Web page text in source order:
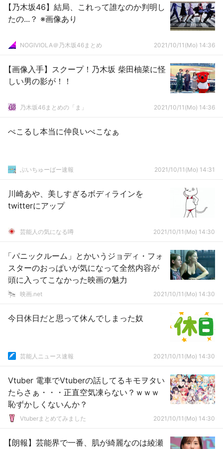
【乃木坂46】結局、これって誰なのか判明し
たの...？ ※画像あり
NOGIVIOLA＠乃木坂46まとめ 2021/10/11(Mo) 14:36
【画像入手】スクープ！乃木坂 柴田柚菜に怪
しい男の影が！！
乃木坂46まとめの「ま」 2021/10/11(Mo) 14:36
ぺこるし本当に仲良いぺこなぁ
ぶいちゅーばー速報 2021/10/11(Mo) 14:31
川崎あや、美しすぎるボディラインを
twitterにアップ
芸能人の気になる噂 2021/10/11(Mo) 14:30
「パニックルーム」とかいうジョディ・フォ
スターのおっぱいが気になって全然内容が
頭に入ってこなかった映画の魅力
映画.net 2021/10/11(Mo) 14:30
今日休日だと思って休んでしまった奴
芸能人ニュース速報 2021/10/11(Mo) 14:30
Vtuber 電車でVtuberの話してるキモヲタい
たらさぁ・・・正直空気凍らない？ｗｗｗ
恥ずかしくないんか？
Vtuberまとめてみました 2021/10/11(Mo) 14:30
【朗報】芸能界で一番、肌が綺麗なのは綾瀬